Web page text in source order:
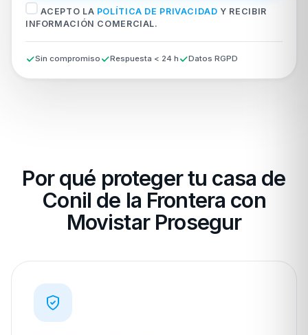
ACEPTO LA POLÍTICA DE PRIVACIDAD Y RECIBIR
INFORMACIÓN COMERCIAL.
Sin compromiso Respuesta < 24 h Datos RGPD
Por qué proteger tu casa de
Conil de la Frontera con
Movistar Prosegur